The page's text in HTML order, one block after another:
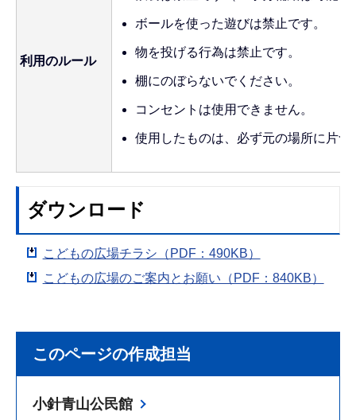
利用のルール
ボールを使った遊びは禁止です。
物を投げる行為は禁止です。
棚にのぼらないでください。
コンセントは使用できません。
使用したものは、必ず元の場所に片づ
ダウンロード
こどもの広場チラシ（PDF：490KB）
こどもの広場のご案内とお願い（PDF：840KB）
このページの作成担当
小針青山公民館